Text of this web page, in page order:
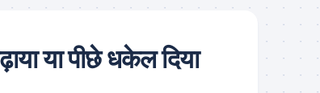
या पीछे धकेल दिया